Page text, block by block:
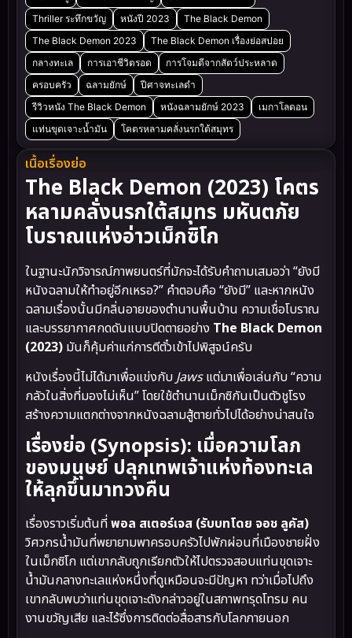
Thriller ระทึกขวัญ
หนังปี 2023
The Black Demon
The Black Demon 2023
The Black Demon เรื่องย่อสปอย
กลางทะเล
การเอาชีวิตรอด
การโจมตีจากสัตว์ประหลาด
ครอบครัว
ฉลามยักษ์
ปีศาจทะเลดำ
รีวิวหนัง The Black Demon
หนังฉลามยักษ์ 2023
เมกาโลดอน
แท่นขุดเจาะน้ำมัน
โคตรหลามคลั่งนรกใต้สมุทร
เนื้อเรื่องย่อ
The Black Demon (2023) โคตร
หลามคลั่งนรกใต้สมุทร มหันตภัย
โบราณแห่งอ่าวเม็กซิโก
ในฐานะนักวิจารณ์ภาพยนตร์ที่มักจะได้รับคำถามเสมอว่า “ยังมี
หนังฉลามให้ทำอยู่อีกเหรอ?” คำตอบคือ “ยังมี” และหากหนัง
ฉลามเรื่องนั้นมีกลิ่นอายของตำนานพื้นบ้าน ความเชื่อโบราณ
และบรรยากาศกดดันแบบปิดตายอย่าง The Black Demon
(2023) มันก็คุ้มค่าแก่การตีตั๋วเข้าไปพิสูจน์ครับ
หนังเรื่องนี้ไม่ได้มาเพื่อแข่งกับJawsแต่มาเพื่อเล่นกับ “ความ
กลัวในสิ่งที่มองไม่เห็น” โดยใช้ตำนานเม็กซิกันเป็นตัวชูโรง
สร้างความแตกต่างจากหนังฉลามสู้ตายทั่วไปได้อย่างน่าสนใจ
เรื่องย่อ (Synopsis): เมื่อความโลภ
ของมนุษย์ ปลุกเทพเจ้าแห่งท้องทะเล
ให้ลุกขึ้นมาทวงคืน
เรื่องราวเริ่มต้นที่พอล สเตอร์เจส (รับบทโดย จอช ลูคัส)
วิศวกรน้ำมันที่พยายามพาครอบครัวไปพักผ่อนที่เมืองชายฝั่ง
ในเม็กซิโก แต่เขากลับถูกเรียกตัวให้ไปตรวจสอบแท่นขุดเจาะ
น้ำมันกลางทะเลแห่งหนึ่งที่ดูเหมือนจะมีปัญหา ทว่าเมื่อไปถึง
เขากลับพบว่าแท่นขุดเจาะดังกล่าวอยู่ในสภาพทรุดโทรม คน
งานขวัญเสีย และไร้ซึ่งการติดต่อสื่อสารกับโลกภายนอก